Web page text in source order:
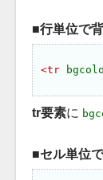
行単位で
<tr
tr要素に
セル単位